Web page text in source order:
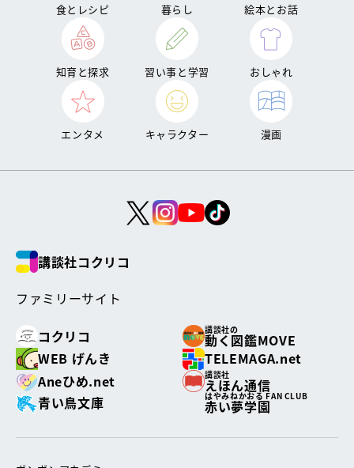
食とレシピ 暮らし 絵本とお話
知育と探求 習い事と学習 おしゃれ
エンタメ キャラクター 漫画
講談社コクリコ
ファミリーサイト
コクリコ
講談社の
動く図鑑MOVE
WEB げんき
TELEMAGA.net
Aneひめ.net
講談社
えほん通信
青い鳥文庫
はやみねかおる FAN CLUB
赤い夢学園